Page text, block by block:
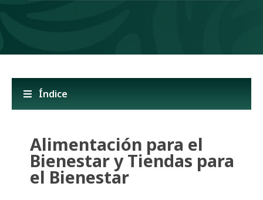
Índice
Alimentación para el
Bienestar y Tiendas para
el Bienestar